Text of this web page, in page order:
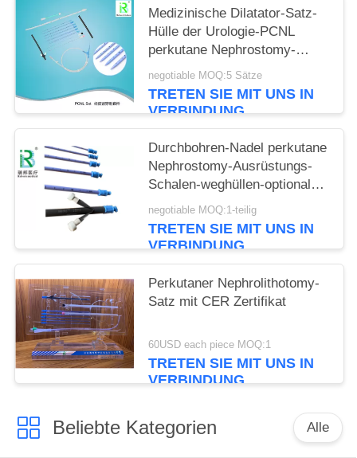
Medizinische Dilatator-Satz-
Hülle der Urologie-PCNL
perkutane Nephrostomy-
Ausrüstung
negotiable MOQ:5 Sätze
TRETEN SIE MIT UNS IN
VERBINDUNG
Durchbohren-Nadel perkutane
Nephrostomy-Ausrüstungs-
Schalen-weghüllen-optionale
Farbe
negotiable MOQ:1-teilig
TRETEN SIE MIT UNS IN
VERBINDUNG
Perkutaner Nephrolithotomy-
Satz mit CER Zertifikat
60USD each piece MOQ:1
TRETEN SIE MIT UNS IN
VERBINDUNG
Beliebte Kategorien Alle